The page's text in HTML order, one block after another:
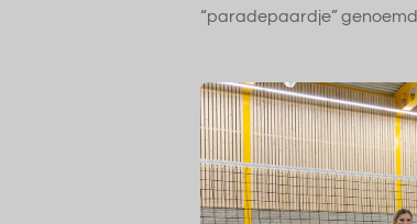
“paradepaardje” genoemd.